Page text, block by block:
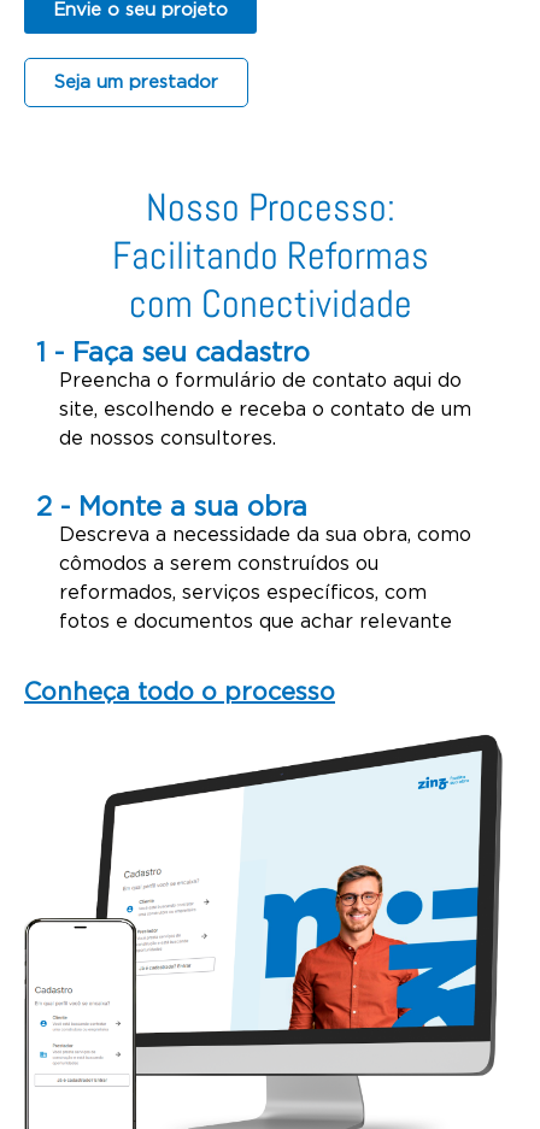
Envie o seu projeto
Seja um prestador
Nosso Processo:
Facilitando Reformas
com Conectividade
1 - Faça seu cadastro
Preencha o formulário de contato aqui do
site, escolhendo e receba o contato de um
de nossos consultores.
2 - Monte a sua obra
Descreva a necessidade da sua obra, como
cômodos a serem construídos ou
reformados, serviços específicos, com
fotos e documentos que achar relevante
Conheça todo o processo